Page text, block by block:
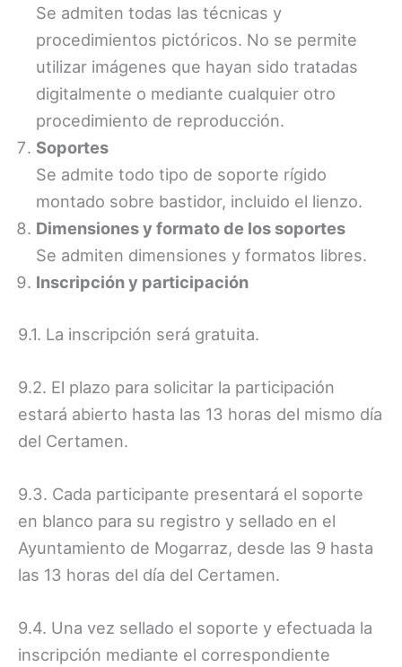
Se admiten todas las técnicas y
procedimientos pictóricos. No se permite
utilizar imágenes que hayan sido tratadas
digitalmente o mediante cualquier otro
procedimiento de reproducción.
Soportes
Se admite todo tipo de soporte rígido
montado sobre bastidor, incluido el lienzo.
Dimensiones y formato de los soportes
Se admiten dimensiones y formatos libres.
Inscripción y participación
9.1. La inscripción será gratuita.
9.2. El plazo para solicitar la participación
estará abierto hasta las 13 horas del mismo día
del Certamen.
9.3. Cada participante presentará el soporte
en blanco para su registro y sellado en el
Ayuntamiento de Mogarraz, desde las 9 hasta
las 13 horas del día del Certamen.
9.4. Una vez sellado el soporte y efectuada la
inscripción mediante el correspondiente